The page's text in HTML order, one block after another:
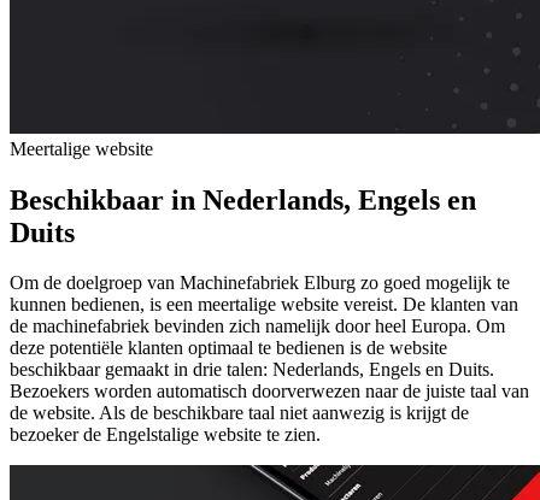
Meertalige website
Beschikbaar in Nederlands, Engels en
Duits
Om de doelgroep van Machinefabriek Elburg zo goed mogelijk te
kunnen bedienen, is een meertalige website vereist. De klanten van
de machinefabriek bevinden zich namelijk door heel Europa. Om
deze potentiële klanten optimaal te bedienen is de website
beschikbaar gemaakt in drie talen: Nederlands, Engels en Duits.
Bezoekers worden automatisch doorverwezen naar de juiste taal van
de website. Als de beschikbare taal niet aanwezig is krijgt de
bezoeker de Engelstalige website te zien.